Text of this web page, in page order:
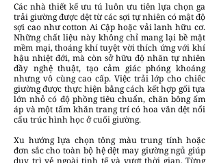
Các nhà thiết kế ưu tú luôn ưu tiên lựa chọn ga
trải giường được dệt từ các sợi tự nhiên có mật độ
sợi cao như cotton Ai Cập hoặc vải lanh hữu cơ.
Những chất liệu này không chỉ mang lại bề mặt
mềm mại, thoáng khí tuyệt vời thích ứng với khí
hậu nhiệt đới, mà còn sở hữu độ nhăn tự nhiên
đầy nghệ thuật, tạo cảm giác phóng khoáng
nhưng vô cùng cao cấp. Việc trải lớp cho chiếc
giường được thực hiện bằng cách kết hợp gối tựa
lớn nhỏ có độ phồng tiêu chuẩn, chăn bông ấm
áp và một tấm khăn trang trí có hoa văn dệt nổi
cấu trúc hình học ở cuối giường.
Xu hướng lựa chọn tông màu trung tính hoặc
đơn sắc cho toàn bộ hệ dệt may giường ngủ giúp
duy trì vẻ ngoài tinh tế và vượt thời gian. Từng